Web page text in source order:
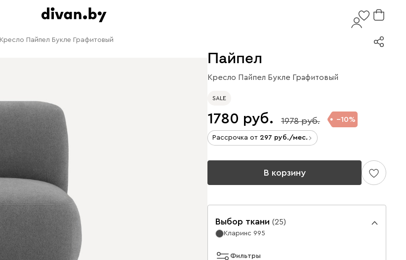
Кресло Пайпел Букле Графитовый
Пайпел
Кресло Пайпел Букле Графитовый
SALE
1780 1978 10
Рассрочка от 297 /мес.
В корзину
Выбор ткани (25)
Кларинс 995
Фильтры